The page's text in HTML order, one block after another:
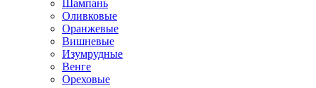
Шампань
Оливковые
Оранжевые
Вишневые
Изумрудные
Венге
Ореховые